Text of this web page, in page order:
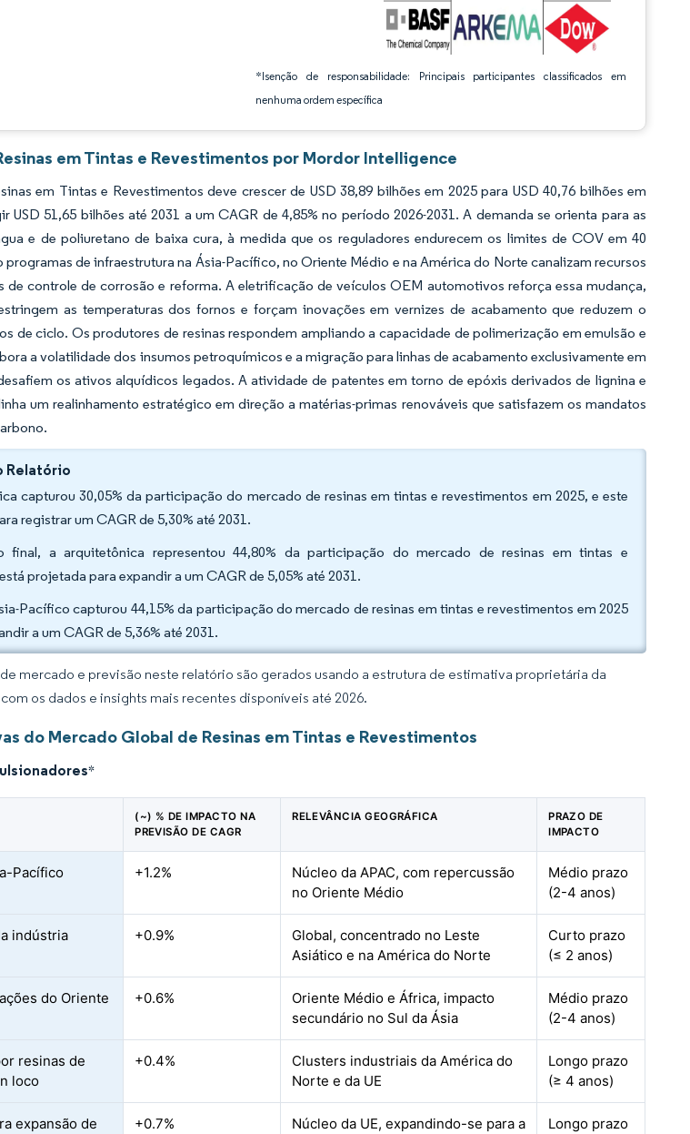
*Isenção de responsabilidade: Principais participantes classificados em
nenhuma ordem específica
em Tintas e Revestimentos por Mordor Intelligence
em Tintas e Revestimentos deve crescer de USD 38,89 bilhões em 2025 para USD 40,76 bilhões em
USD 51,65 bilhões até 2031 a um CAGR de 4,85% no período 2026-2031. A demanda se orienta para as
e de poliuretano de baixa cura, à medida que os reguladores endurecem os limites de COV em 40
de infraestrutura na Ásia-Pacífico, no Oriente Médio e na América do Norte canalizam recursos
de controle de corrosão e reforma. A eletrificação de veículos OEM automotivos reforça essa mudança,
as temperaturas dos fornos e forçam inovações em vernizes de acabamento que reduzem o
de ciclo. Os produtores de resinas respondem ampliando a capacidade de polimerização em emulsão e
a volatilidade dos insumos petroquímicos e a migração para linhas de acabamento exclusivamente em
os ativos alquídicos legados. A atividade de patentes em torno de epóxis derivados de lignina e
um realinhamento estratégico em direção a matérias-primas renováveis que satisfazem os mandatos
Relatório
capturou 30,05% da participação do mercado de resinas em tintas e revestimentos em 2025, e este
registrar um CAGR de 5,30% até 2031.
final, a arquitetônica representou 44,80% da participação do mercado de resinas em tintas e
projetada para expandir a um CAGR de 5,05% até 2031.
Pacífico capturou 44,15% da participação do mercado de resinas em tintas e revestimentos em 2025
a um CAGR de 5,36% até 2031.
mercado e previsão neste relatório são gerados usando a estrutura de estimativa proprietária da
os dados e insights mais recentes disponíveis até 2026.
do Mercado Global de Resinas em Tintas e Revestimentos
*
(~) % DE IMPACTO NA
PREVISÃO DE CAGR
RELEVÂNCIA GEOGRÁFICA
PRAZO DE
IMPACTO
Pacífico +1.2%
Núcleo da APAC, com repercussão
no Oriente Médio
Médio prazo
(2-4 anos)
indústria
+0.9%
Global, concentrado no Leste
Asiático e na América do Norte
Curto prazo
(≤ 2 anos)
do Oriente
+0.6%
Oriente Médio e África, impacto
secundário no Sul da Ásia
Médio prazo
(2-4 anos)
resinas de
loco
+0.4%
Clusters industriais da América do
Norte e da UE
Longo prazo
(≥ 4 anos)
expansão de
+0.7%
Núcleo da UE, expandindo-se para a
Longo prazo